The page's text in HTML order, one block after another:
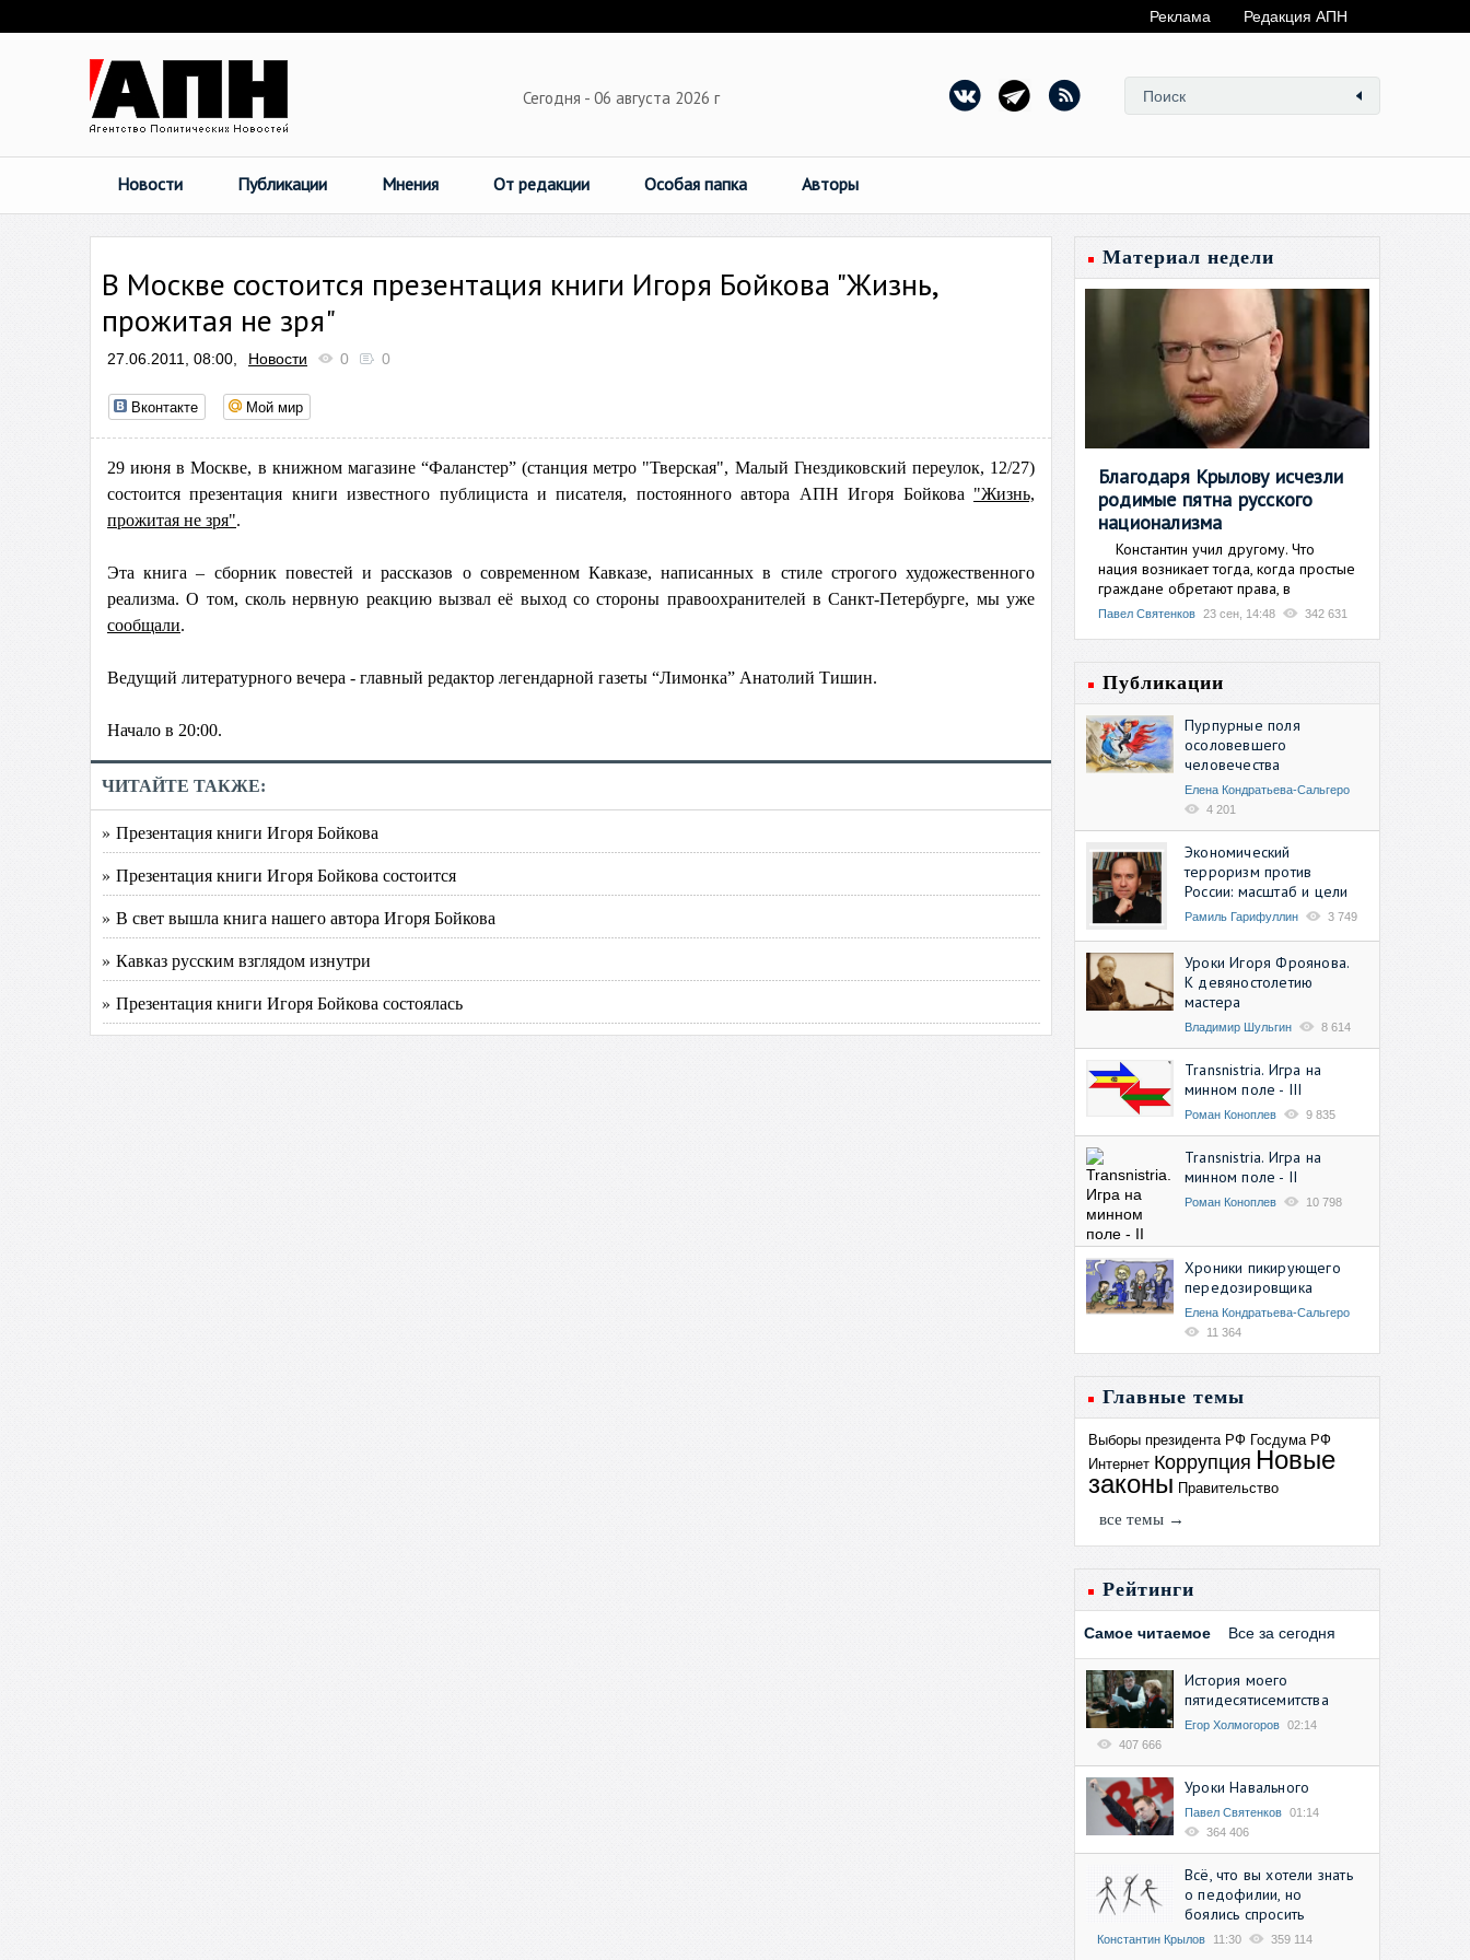
Реклама Редакция АПН
Сегодня - 06 августа 2026 г
Новости Публикации Мнения От редакции Особая папка Авторы
В Москве состоится презентация книги Игоря Бойкова "Жизнь,
прожитая не зря"
27.06.2011, 08:00, Новости 0 0
Вконтакте Мой мир
29 июня в Москве, в книжном магазине “Фаланстер” (станция метро "Тверская", Малый Гнездиковский переулок, 12/27)
состоится презентация книги известного публициста и писателя, постоянного автора АПН Игоря Бойкова "Жизнь,
прожитая не зря".
Эта книга – сборник повестей и рассказов о современном Кавказе, написанных в стиле строгого художественного
реализма. О том, сколь нервную реакцию вызвал её выход со стороны правоохранителей в Санкт-Петербурге, мы уже
сообщали.
Ведущий литературного вечера - главный редактор легендарной газеты “Лимонка” Анатолий Тишин.
Начало в 20:00.
ЧИТАЙТЕ ТАКЖЕ:
» Презентация книги Игоря Бойкова
» Презентация книги Игоря Бойкова состоится
» В свет вышла книга нашего автора Игоря Бойкова
» Кавказ русским взглядом изнутри
» Презентация книги Игоря Бойкова состоялась
Материал недели
Благодаря Крылову исчезли
родимые пятна русского
национализма
Константин учил другому. Что
нация возникает тогда, когда простые
граждане обретают права, в
Павел Святенков 23 сен, 14:48 342 631
Публикации
Пурпурные поля
осоловевшего
человечества
Елена Кондратьева-Сальгеро
4 201
Экономический
терроризм против
России: масштаб и цели
Рамиль Гарифуллин 3 749
Уроки Игоря Фроянова.
К девяностолетию
мастера
Владимир Шульгин 8 614
Transnistria. Игра на
минном поле - III
Роман Коноплев 9 835
Transnistria. Игра на
минном поле - II
Роман Коноплев 10 798
Хроники пикирующего
передозировщика
Елена Кондратьева-Сальгеро
11 364
Главные темы
Выборы президента РФ Госдума РФ
Интернет Коррупция Новые
законы Правительство
все темы →
Рейтинги
Самое читаемое Все за сегодня
История моего
пятидесятисемитства
Егор Холмогоров 02:14
407 666
Уроки Навального
Павел Святенков 01:14
364 406
Всё, что вы хотели знать
о педофилии, но
боялись спросить
Константин Крылов 11:30 359 114